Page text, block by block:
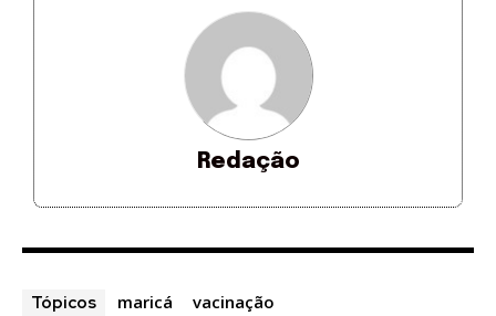
Redação
Tópicos maricá vacinação